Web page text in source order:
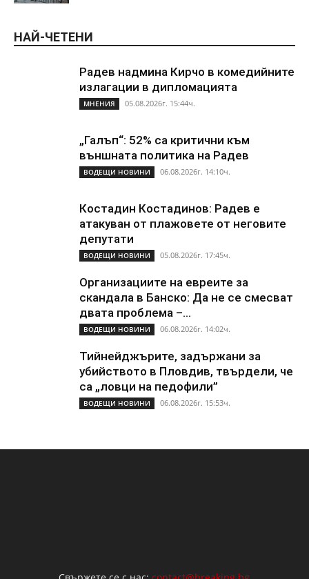
НАЙ-ЧЕТЕНИ
Радев надмина Кирчо в комедийните
излагации в дипломацията
МНЕНИЯ 05.08.2026г. 15:44ч.
„Галъп“: 52% са критични към
външната политика на Радев
ВОДЕЩИ НОВИНИ 06.08.2026г. 14:10ч.
Костадин Костадинов: Радев е
атакуван от плажoвете от неговите
депутати
ВОДЕЩИ НОВИНИ 05.08.2026г. 17:45ч.
Организациите на евреите за
скандала в Банско: Да не се смесват
двата проблема –...
ВОДЕЩИ НОВИНИ 06.08.2026г. 14:02ч.
Тийнейджърите, задържани за
убийството в Пловдив, твърдели, че
са „ловци на педофили”
ВОДЕЩИ НОВИНИ 06.08.2026г. 15:53ч.